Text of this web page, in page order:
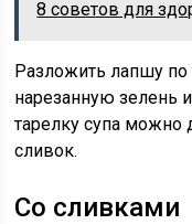
8 советов для
Разложить лапшу
нарезанную зелень
тарелку супа можно
сливок.
Со сливками